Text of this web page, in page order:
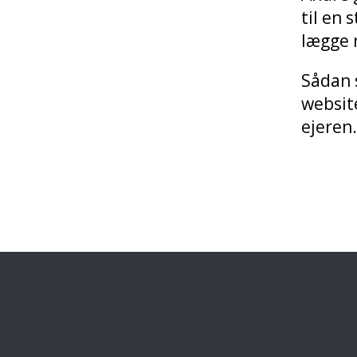
til en
lægge